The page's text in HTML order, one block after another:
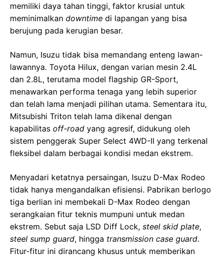
memiliki daya tahan tinggi, faktor krusial untuk
meminimalkan downtime di lapangan yang bisa
berujung pada kerugian besar.
Namun, Isuzu tidak bisa memandang enteng lawan-
lawannya. Toyota Hilux, dengan varian mesin 2.4L
dan 2.8L, terutama model flagship GR-Sport,
menawarkan performa tenaga yang lebih superior
dan telah lama menjadi pilihan utama. Sementara itu,
Mitsubishi Triton telah lama dikenal dengan
kapabilitas off-road yang agresif, didukung oleh
sistem penggerak Super Select 4WD-II yang terkenal
fleksibel dalam berbagai kondisi medan ekstrem.
Menyadari ketatnya persaingan, Isuzu D-Max Rodeo
tidak hanya mengandalkan efisiensi. Pabrikan berlogo
tiga berlian ini membekali D-Max Rodeo dengan
serangkaian fitur teknis mumpuni untuk medan
ekstrem. Sebut saja LSD Diff Lock, steel skid plate,
steel sump guard, hingga transmission case guard.
Fitur-fitur ini dirancang khusus untuk memberikan